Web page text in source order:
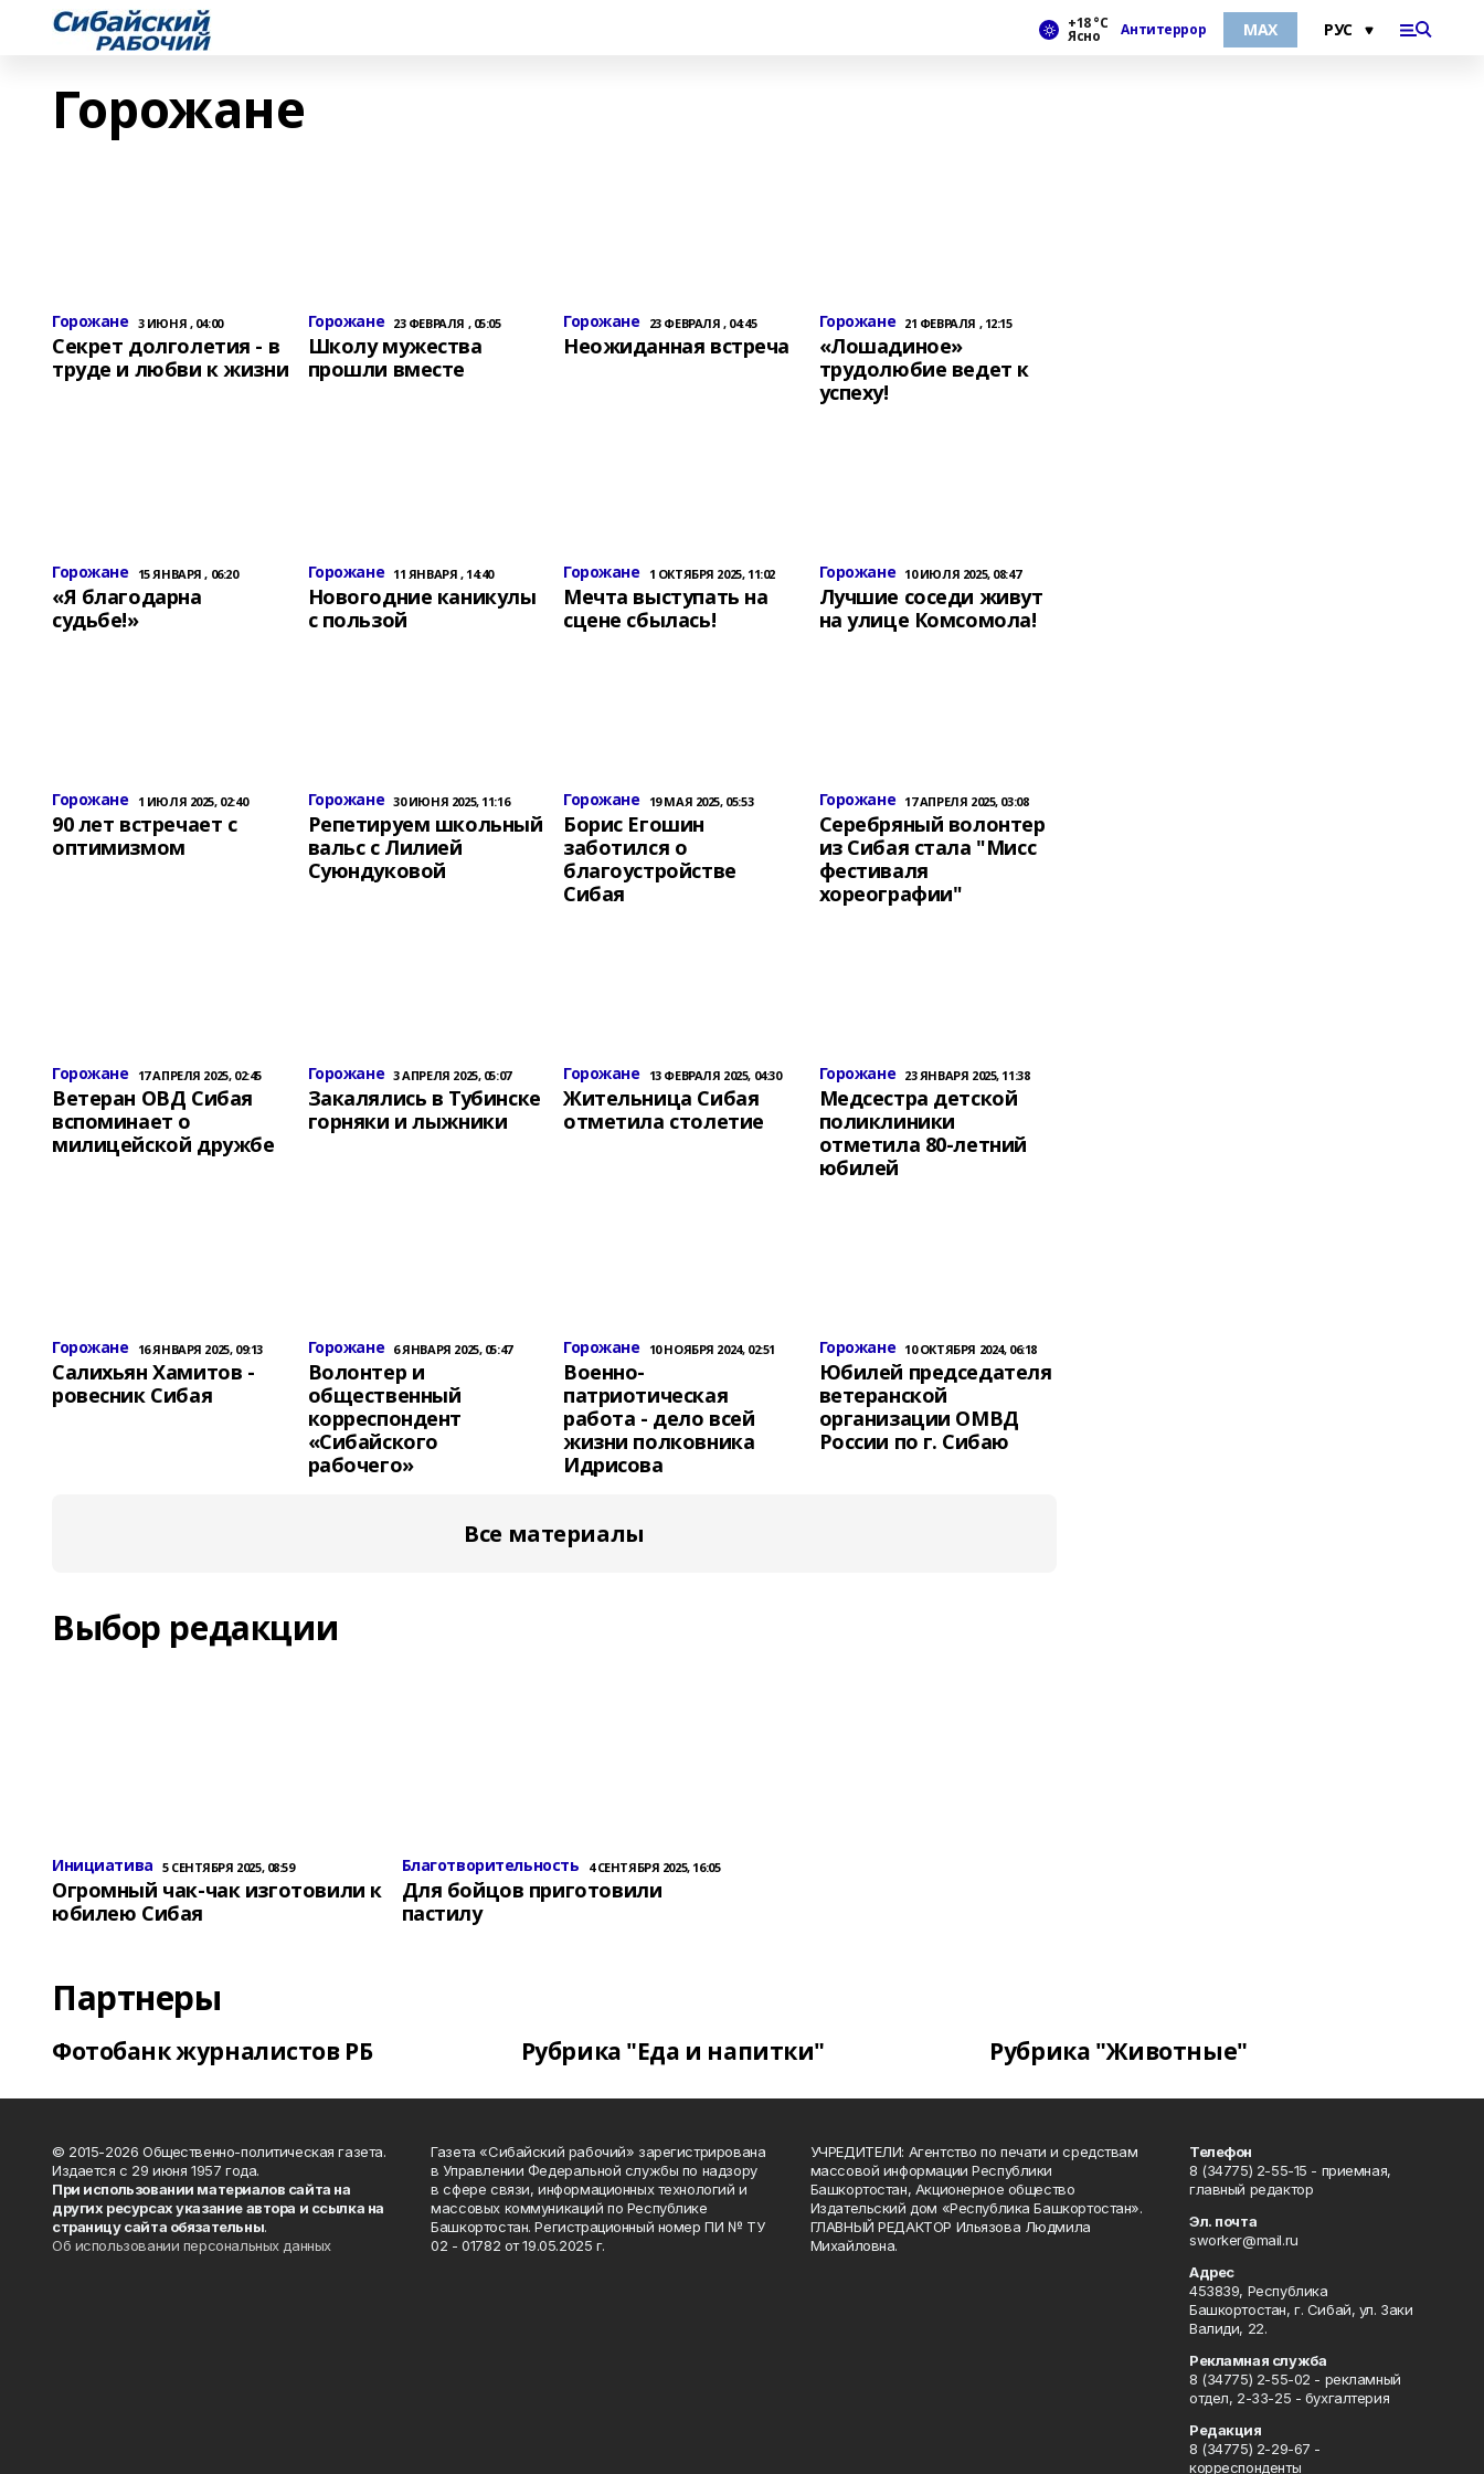
+18 °С
Ясно Антитеррор МАХ
Горожане
Горожане 3 ИЮНЯ , 04:00
Секрет долголетия - в
труде и любви к жизни
Горожане 23 ФЕВРАЛЯ , 05:05
Школу мужества
прошли вместе
Горожане 23 ФЕВРАЛЯ , 04:45
Неожиданная встреча
Горожане 21 ФЕВРАЛЯ , 12:15
«Лошадиное»
трудолюбие ведет к
успеху!
Горожане 15 ЯНВАРЯ , 06:20
«Я благодарна
судьбе!»
Горожане 11 ЯНВАРЯ , 14:40
Новогодние каникулы
с пользой
Горожане 1 ОКТЯБРЯ 2025, 11:02
Мечта выступать на
сцене сбылась!
Горожане 10 ИЮЛЯ 2025, 08:47
Лучшие соседи живут
на улице Комсомола!
Горожане 1 ИЮЛЯ 2025, 02:40
90 лет встречает с
оптимизмом
Горожане 30 ИЮНЯ 2025, 11:16
Репетируем школьный
вальс с Лилией
Суюндуковой
Горожане 19 МАЯ 2025, 05:53
Борис Егошин
заботился о
благоустройстве
Сибая
Горожане 17 АПРЕЛЯ 2025, 03:08
Серебряный волонтер
из Сибая стала "Мисс
фестиваля
хореографии"
Горожане 17 АПРЕЛЯ 2025, 02:45
Ветеран ОВД Сибая
вспоминает о
милицейской дружбе
Горожане 3 АПРЕЛЯ 2025, 05:07
Закалялись в Тубинске
горняки и лыжники
Горожане 13 ФЕВРАЛЯ 2025, 04:30
Жительница Сибая
отметила столетие
Горожане 23 ЯНВАРЯ 2025, 11:38
Медсестра детской
поликлиники
отметила 80-летний
юбилей
Горожане 16 ЯНВАРЯ 2025, 09:13
Салихьян Хамитов -
ровесник Сибая
Горожане 6 ЯНВАРЯ 2025, 05:47
Волонтер и
общественный
корреспондент
«Сибайского
рабочего»
Горожане 10 НОЯБРЯ 2024, 02:51
Военно-
патриотическая
работа - дело всей
жизни полковника
Идрисова
Горожане 10 ОКТЯБРЯ 2024, 06:18
Юбилей председателя
ветеранской
организации ОМВД
России по г. Сибаю
Все материалы
Выбор редакции
Инициатива 5 СЕНТЯБРЯ 2025, 08:59
Огромный чак-чак изготовили к
юбилею Сибая
Благотворительность 4 СЕНТЯБРЯ 2025, 16:05
Для бойцов приготовили
пастилу
Партнеры
Фотобанк журналистов РБ Рубрика "Еда и напитки" Рубрика "Животные"
© 2015-2026 Общественно-политическая газета.
Издается с 29 июня 1957 года.
При использовании материалов сайта на
других ресурсах указание автора и ссылка на
страницу сайта обязательны.
Об использовании персональных данных
Газета «Сибайский рабочий» зарегистрирована
в Управлении Федеральной службы по надзору
в сфере связи, информационных технологий и
массовых коммуникаций по Республике
Башкортостан. Регистрационный номер ПИ № ТУ
02 - 01782 от 19.05.2025 г.
УЧРЕДИТЕЛИ: Агентство по печати и средствам
массовой информации Республики
Башкортостан, Акционерное общество
Издательский дом «Республика Башкортостан».
ГЛАВНЫЙ РЕДАКТОР Ильязова Людмила
Михайловна.
Телефон
8 (34775) 2-55-15 - приемная,
главный редактор
Эл. почта
sworker@mail.ru
Адрес
453839, Республика
Башкортостан, г. Сибай, ул. Заки
Валиди, 22.
Рекламная служба
8 (34775) 2-55-02 - рекламный
отдел, 2-33-25 - бухгалтерия
Редакция
8 (34775) 2-29-67 -
корреспонденты